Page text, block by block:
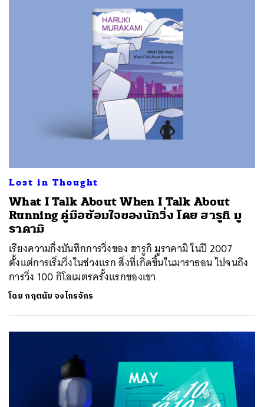
Lost in Thought
What I Talk About When I Talk About
Running คู่มือซ้อมใจของนักวิ่ง โดย ฮารูกิ มู
ราคามิ
เรียงความกึ่งบันทึกการวิ่งของ ฮารูกิ มูราคามิ ในปี 2007
ตั้งแต่การเริ่มวิ่งในช่วงแรก สิ่งที่เกิดขึ้นในมาราธอน ไปจนถึง
การวิ่ง 100 กิโลเมตรครั้งแรกของเขา
โดย กฤตนัย จงไกรจักร